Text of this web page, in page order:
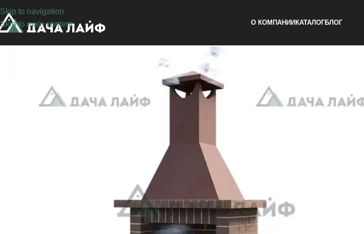
Skip to navigation
Skip to main content
О КОМПАНИИ КАТАЛОГБЛОГ